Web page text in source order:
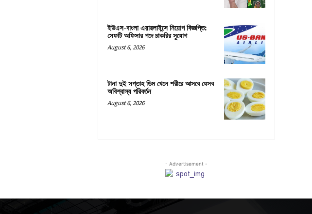
ইউএস-বাংলা এয়ারলাইন্সে নিয়োগ বিজ্ঞপ্তি:
সেফটি অফিসার পদে চাকরির সুযোগ
August 6, 2026
টানা দুই সপ্তাহ ডিম খেলে শরীরে আসবে যেসব
অবিশ্বাস্য পরিবর্তন
August 6, 2026
- Advertisement -